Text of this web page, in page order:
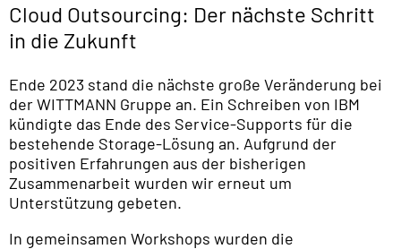
Cloud Outsourcing: Der nächste Schritt
in die Zukunft
Ende 2023 stand die nächste große Veränderung bei
der WITTMANN Gruppe an. Ein Schreiben von IBM
kündigte das Ende des Service-Supports für die
bestehende Storage-Lösung an. Aufgrund der
positiven Erfahrungen aus der bisherigen
Zusammenarbeit wurden wir erneut um
Unterstützung gebeten.
In gemeinsamen Workshops wurden die